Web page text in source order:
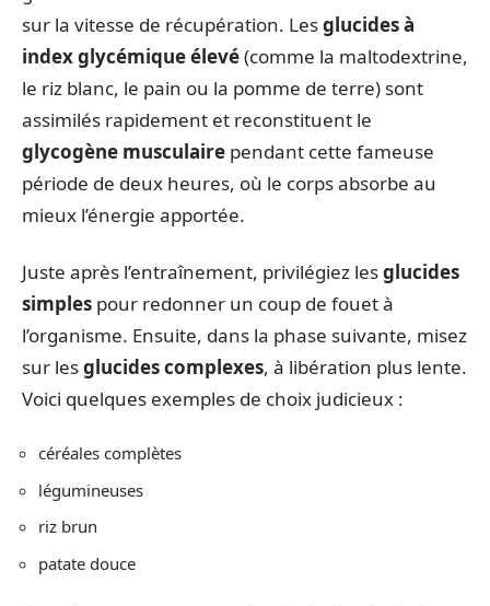
sur la vitesse de récupération. Lesglucides à
index glycémique élevé(comme la maltodextrine,
le riz blanc, le pain ou la pomme de terre) sont
assimilés rapidement et reconstituent le
glycogène musculaire pendant cette fameuse
période de deux heures, où le corps absorbe au
mieux l’énergie apportée.
Juste après l’entraînement, privilégiez lesglucides
simples pour redonner un coup de fouet à
l’organisme. Ensuite, dans la phase suivante, misez
sur lesglucides complexes, à libération plus lente.
Voici quelques exemples de choix judicieux :
céréales complètes
légumineuses
riz brun
patate douce